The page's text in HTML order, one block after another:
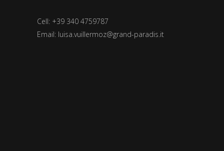
Cell: +39 340 4759787
Email: luisa.vuillermoz@grand-paradis.it